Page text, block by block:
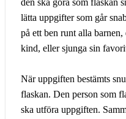
den ska göra som flaskan
lätta uppgifter som går
på ett ben runt alla
kind, eller sjunga sin
När uppgiften bestämts
flaskan. Den person som
ska utföra uppgiften.